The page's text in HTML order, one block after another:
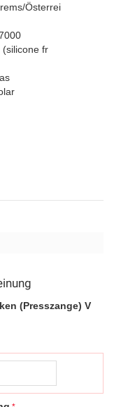
Österrei
(silicone fr
(Presszange) V